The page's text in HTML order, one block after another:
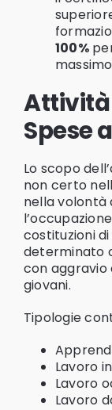
100%
Spese
Lo scopo
non certo
nella volontà
costituzioni
determinato
con
giovani.
Tipologie
Lavoro
Lavoro
Lavoro